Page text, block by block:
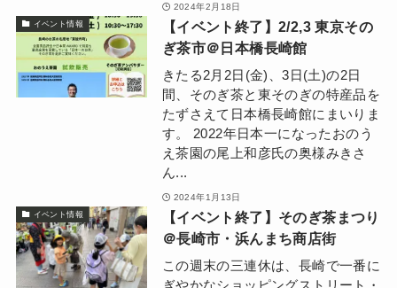
2024年2月18日
イベント情報
【イベント終了】2/2,3 東京その
ぎ茶市＠日本橋長崎館
きたる2月2日(金)、3日(土)の2日
間、そのぎ茶と東そのぎの特産品を
たずさえて日本橋長崎館にまいりま
す。 2022年日本一になったおのう
え茶園の尾上和彦氏の奥様みきさ
ん...
2024年1月13日
イベント情報
【イベント終了】そのぎ茶まつり
＠長崎市・浜んまち商店街
この週末の三連休は、長崎で一番に
ぎやかなショッピングストリート・